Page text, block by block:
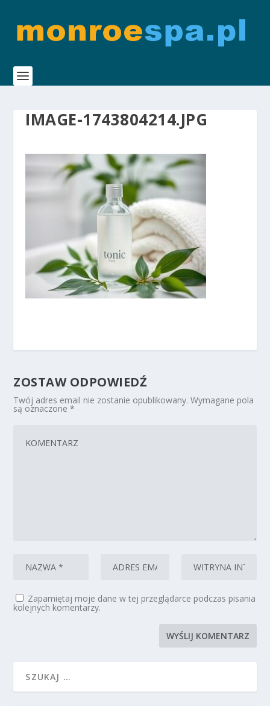
IMAGE-1743804214.JPG
ZOSTAW ODPOWIEDŹ
Twój adres email nie zostanie opublikowany. Wymagane pola
są oznaczone*
Zapamiętaj moje dane w tej przeglądarce podczas pisania
kolejnych komentarzy.